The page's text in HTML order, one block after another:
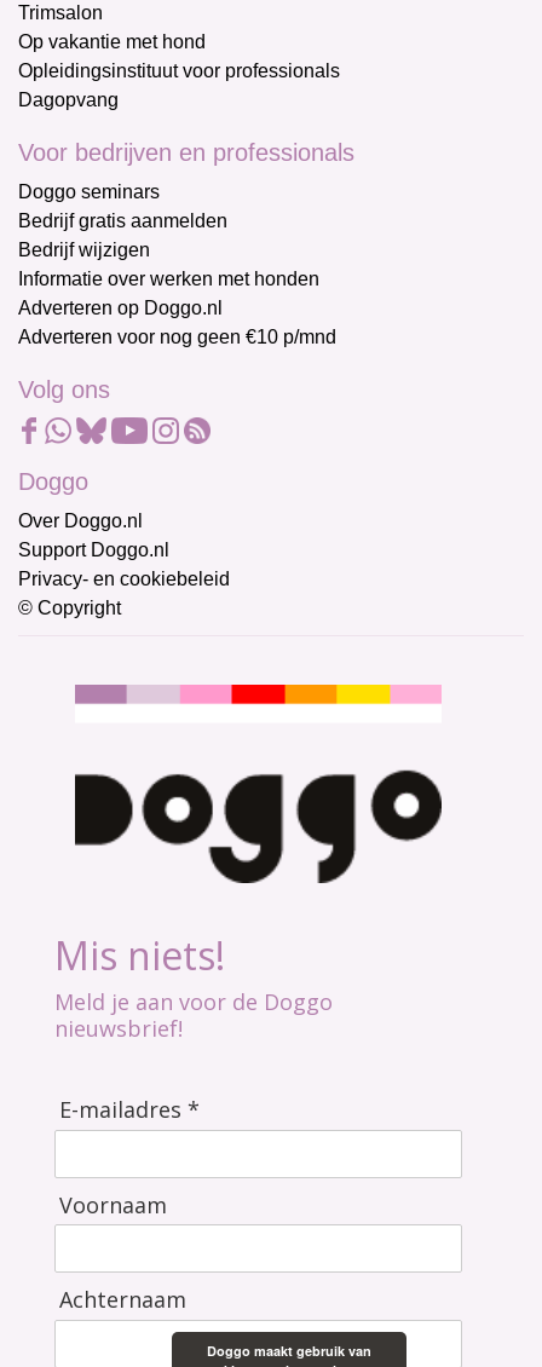
Trimsalon
Op vakantie met hond
Opleidingsinstituut voor professionals
Dagopvang
Voor bedrijven en professionals
Doggo seminars
Bedrijf gratis aanmelden
Bedrijf wijzigen
Informatie over werken met honden
Adverteren op Doggo.nl
Adverteren voor nog geen €10 p/mnd
Volg ons
Doggo
Over Doggo.nl
Support Doggo.nl
Privacy- en cookiebeleid
© Copyright
Mis niets!
Meld je aan voor de Doggo
nieuwsbrief!
E-mailadres *
Voornaam
Achternaam
Doggo maakt gebruik van